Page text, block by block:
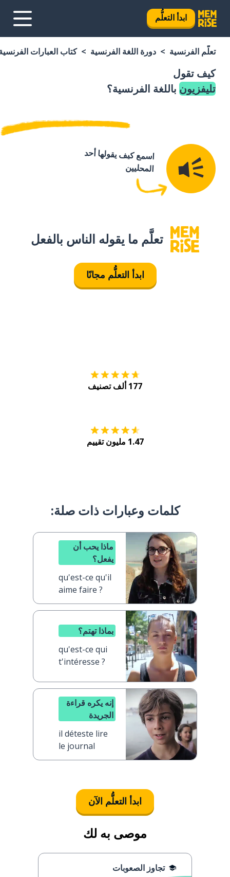
ابدأ التعلُّم
تعلَّم الفرنسية دورة اللغة الفرنسية كتاب العبارات
كيف تقول
تليفزيون باللغة الفرنسية؟
اسمع كيف يقولها أحد
المحليين
تعلَّم ما يقوله الناس بالفعل
ابدأ التعلُّم مجانًا
177 ألف تصنيف
1.47 مليون تقييم
كلمات وعبارات ذات صلة:
ماذا يحب أن
يفعل؟
qu'est-ce qu'il
aime faire ?
بماذا تهتم؟
qu'est-ce qui
t'intéresse ?
إنه يكره قراءة
الجريدة
il déteste lire
le journal
ابدأ التعلُّم الآن
موصى به لك
تجاوز الصعوبات